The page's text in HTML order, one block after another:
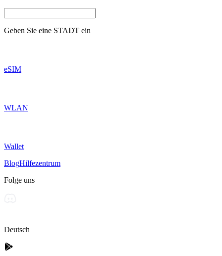
Geben Sie eine STADT ein
eSIM
WLAN
Wallet
BlogHilfezentrum
Folge uns
Deutsch